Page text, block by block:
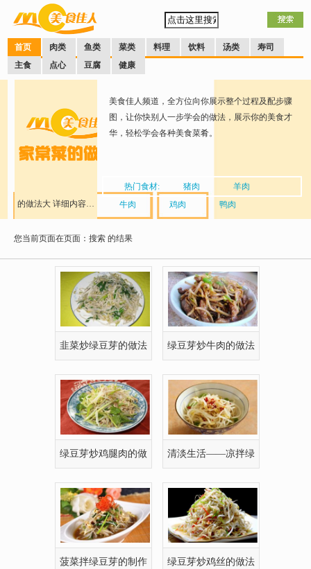
首页 肉类 鱼类 菜类 料理 饮料 汤类
寿司
主食
点心 豆腐 健康
详细内容…
的做法大
全
美食佳人频道，全方位向你展示整个过程及配步骤
图，让你快别人一步学会的做法，展示你的美食才
华，轻松学会各种美食菜肴。
热门食材: 猪肉
羊肉
牛肉
鸡肉 鸭肉
您当前页面在页面：搜索 的结果
韭菜炒绿豆芽的做法 绿豆芽炒牛肉的做法
绿豆芽炒鸡腿肉的做 清淡生活——凉拌绿
菠菜拌绿豆芽的制作 绿豆芽炒鸡丝的做法